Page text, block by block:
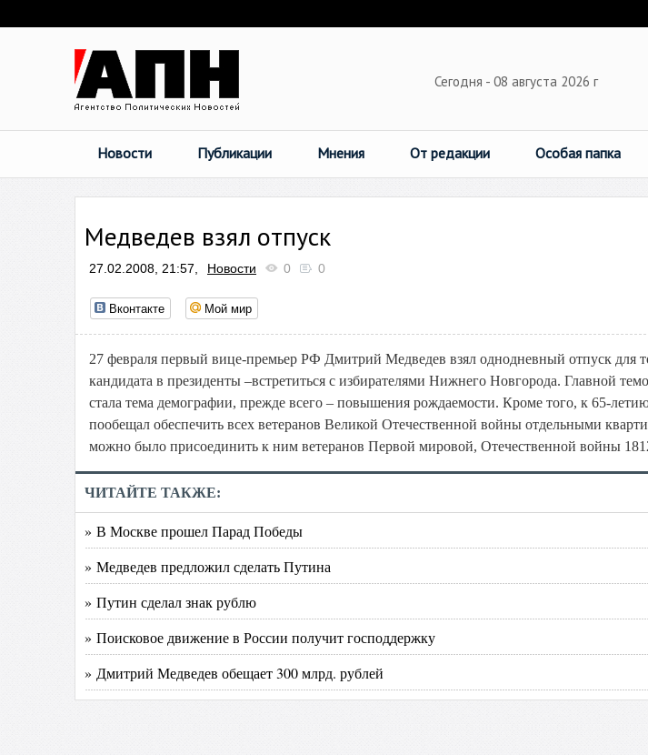
Сегодня - 08 августа 2026 г
Новости Публикации Мнения От редакции Особая папка
Медведев взял отпуск
27.02.2008, 21:57, Новости 0 0
Вконтакте Мой мир
27 февраля первый вице-премьер РФ Дмитрий Медведев взял однодневный отпуск для
кандидата в президенты –встретиться с избирателями Нижнего Новгорода. Главной
стала тема демографии, прежде всего – повышения рождаемости. Кроме того, к 65-
пообещал обеспечить всех ветеранов Великой Отечественной войны отдельными
можно было присоединить к ним ветеранов Первой мировой, Отечественной войны
ЧИТАЙТЕ ТАКЖЕ:
» В Москве прошел Парад Победы
» Медведев предложил сделать Путина
» Путин сделал знак рублю
» Поисковое движение в России получит господдержку
» Дмитрий Медведев обещает 300 млрд. рублей